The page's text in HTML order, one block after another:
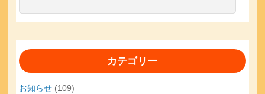
カテゴリー
お知らせ (109)